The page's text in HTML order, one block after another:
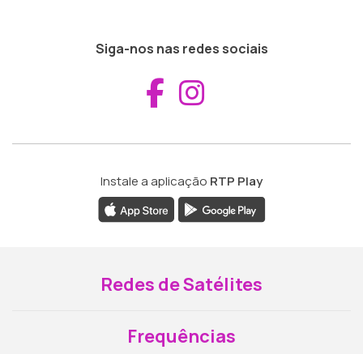
Siga-nos nas redes sociais
Aceder ao
Instale a aplicação RTP Play
Redes de Satélites
Frequências